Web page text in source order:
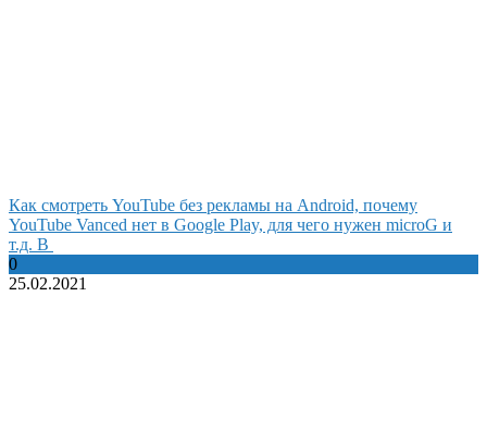
Как смотреть YouTube без рекламы на Android, почему
YouTube Vanced нет в Google Play, для чего нужен microG и
т.д. В
0
25.02.2021